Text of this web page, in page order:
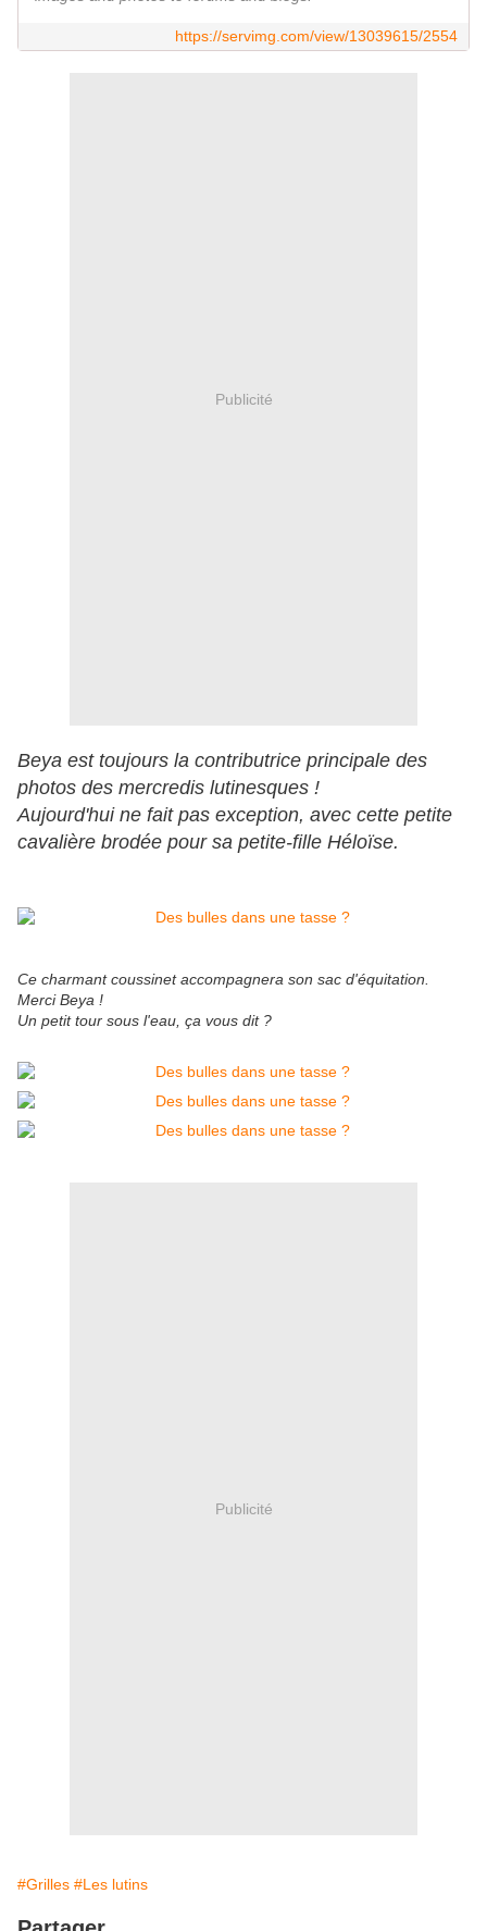
https://servimg.com/view/13039615/2554
Publicité
Beya est toujours la contributrice principale des
photos des mercredis lutinesques !
Aujourd'hui ne fait pas exception, avec cette petite
cavalière brodée pour sa petite-fille Héloïse.
Ce charmant coussinet accompagnera son sac d'équitation.
Merci Beya !
Un petit tour sous l'eau, ça vous dit ?
Publicité
#Grilles #Les lutins